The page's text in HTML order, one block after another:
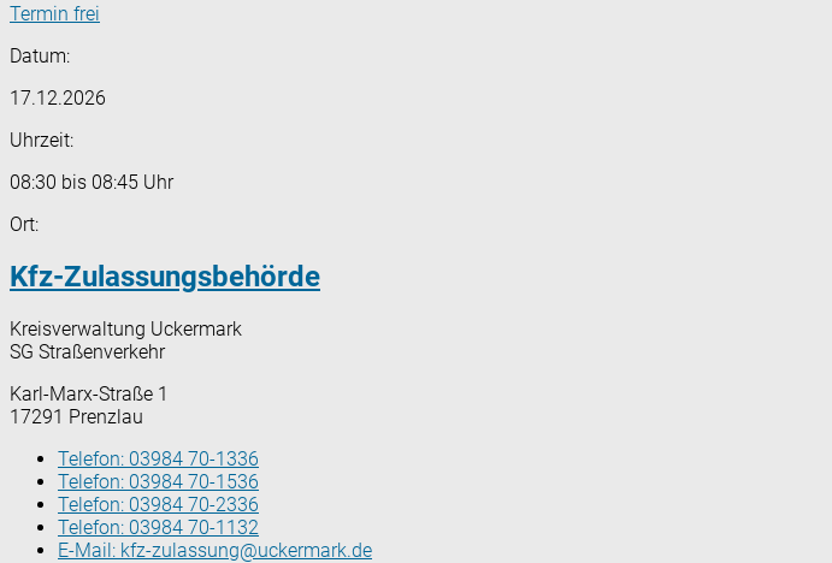
Termin frei
Datum:
17.12.2026
Uhrzeit:
08:30 bis 08:45 Uhr
Ort:
Kfz-Zulassungsbehörde
Kreisverwaltung Uckermark
SG Straßenverkehr
Karl-Marx-Straße 1
17291 Prenzlau
Telefon: 03984 70-1336
Telefon: 03984 70-1536
Telefon: 03984 70-2336
Telefon: 03984 70-1132
E-Mail: kfz-zulassung@uckermark.de